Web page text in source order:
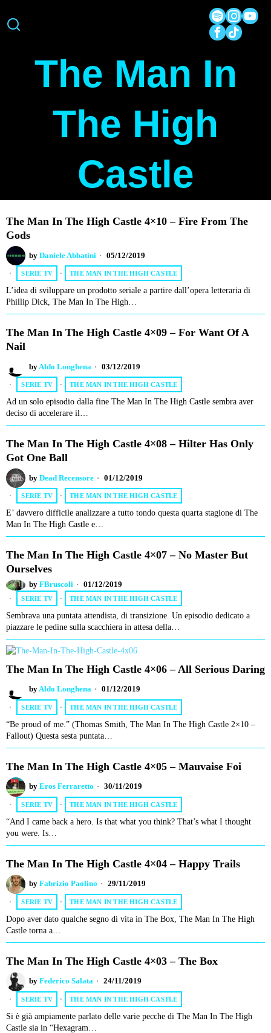
The Man In
The High
Castle
The Man In The High Castle 4×10 – Fire From The
Gods
by Daniele Abbatini 05/12/2019
SERIE TV · THE MAN IN THE HIGH CASTLE
L’idea di sviluppare un prodotto seriale a partire dall’opera letteraria di
Phillip Dick, The Man In The High…
The Man In The High Castle 4×09 – For Want Of A
Nail
by Aldo Longhena 03/12/2019
SERIE TV · THE MAN IN THE HIGH CASTLE
Ad un solo episodio dalla fine The Man In The High Castle sembra aver
deciso di accelerare il…
The Man In The High Castle 4×08 – Hilter Has Only
Got One Ball
by Dead Recensore 01/12/2019
SERIE TV · THE MAN IN THE HIGH CASTLE
E’ davvero difficile analizzare a tutto tondo questa quarta stagione di The
Man In The High Castle e…
The Man In The High Castle 4×07 – No Master But
Ourselves
by FBruscoli 01/12/2019
SERIE TV · THE MAN IN THE HIGH CASTLE
Sembrava una puntata attendista, di transizione. Un episodio dedicato a
piazzare le pedine sulla scacchiera in attesa della…
The Man In The High Castle 4×06 – All Serious Daring
byAldo Longhena 01/12/2019
SERIE TV · THE MAN IN THE HIGH CASTLE
“Be proud of me.” (Thomas Smith, The Man In The High Castle 2×10 –
Fallout) Questa sesta puntata…
The Man In The High Castle 4×05 – Mauvaise Foi
by Eros Ferraretto 30/11/2019
SERIE TV · THE MAN IN THE HIGH CASTLE
“And I came back a hero. Is that what you think? That’s what I thought
you were. Is…
The Man In The High Castle 4×04 – Happy Trails
by Fabrizio Paolino 29/11/2019
SERIE TV · THE MAN IN THE HIGH CASTLE
Dopo aver dato qualche segno di vita in The Box, The Man In The High
Castle torna a…
The Man In The High Castle 4×03 – The Box
by Federico Salata 24/11/2019
SERIE TV · THE MAN IN THE HIGH CASTLE
Si è già ampiamente parlato delle varie pecche di The Man In The High
Castle sia in “Hexagram…